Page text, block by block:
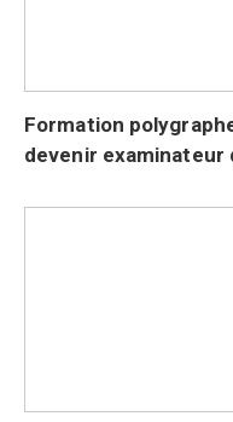
Formation
devenir examinateur